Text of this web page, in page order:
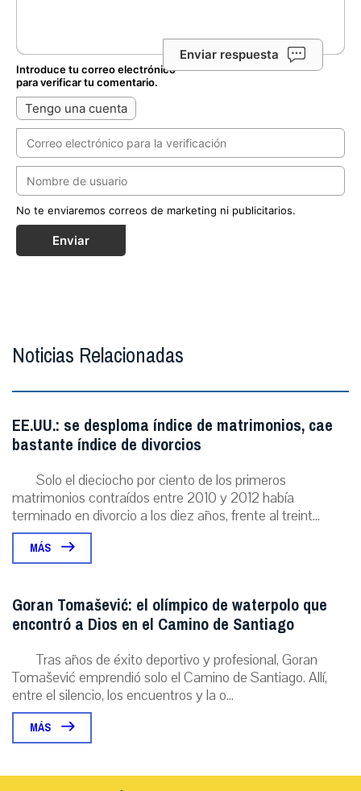
Enviar respuesta
Introduce tu correo electrónico
para verificar tu comentario.
Tengo una cuenta
No te enviaremos correos de marketing ni publicitarios.
Enviar
Noticias Relacionadas
EE.UU.: se desploma índice de matrimonios, cae
bastante índice de divorcios
Solo el dieciocho por ciento de los primeros
matrimonios contraídos entre 2010 y 2012 había
terminado en divorcio a los diez años, frente al treint...
MÁS
Goran Tomašević: el olímpico de waterpolo que
encontró a Dios en el Camino de Santiago
Tras años de éxito deportivo y profesional, Goran
Tomašević emprendió solo el Camino de Santiago. Allí,
entre el silencio, los encuentros y la o...
MÁS